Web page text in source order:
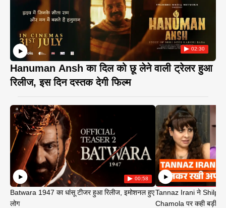
02:30
Hanuman Ansh का दिल को छू लेने वाली ट्रेलर हुआ
रिलीज, इस दिन दस्तक देगी फिल्म
00:58
Batwara 1947 का धांसू टीजर हुआ रिलीज, इमोशनल हुए
लोग
Tannaz Irani ने
Chamola पर कही बड़ी